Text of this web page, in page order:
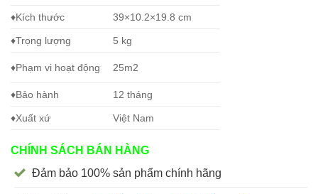
♦Kích thước 39×10.2×19.8 cm
♦Trọng lượng 5 kg
♦Phạm vi hoạt động 25m2
♦Bảo hành 12 tháng
♦Xuất xứ Việt Nam
CHÍNH SÁCH BÁN HÀNG
Đảm bảo 100% sản phẩm chính hãng